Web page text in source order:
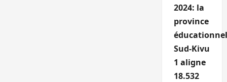
2024: la
province
Sud-Kivu
1 aligne
18.532